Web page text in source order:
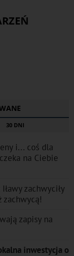
30 DNI
i... coś dla
na Ciebie
zachwyciły
zachwycą!
zapisy na
inwestycja o